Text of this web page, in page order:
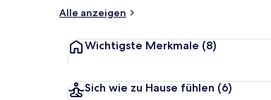
Alle anzeigen
Wichtigste Merkmale (8)
Sich wie zu Hause fühlen (6)